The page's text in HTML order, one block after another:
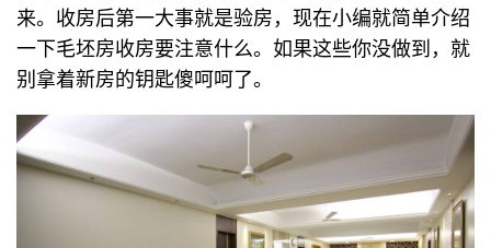
来。收房后第一大事就是验房，现在小编就简单介绍
一下毛坯房收房要注意什么。如果这些你没做到，就
别拿着新房的钥匙傻呵呵了。